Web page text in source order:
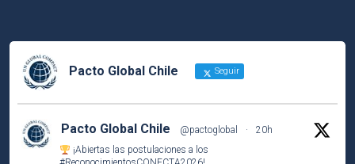
Pacto Global Chile Seguir
Pacto Global Chile @pactoglobal ·
20h
¡Abiertas las postulaciones a los